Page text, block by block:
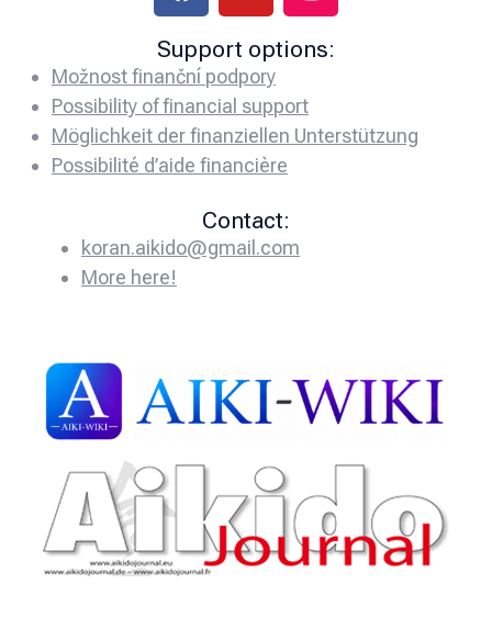
Support options:
Možnost finanční podpory
Possibility of financial support
Möglichkeit der finanziellen Unterstützung
Possibilité d’aide financière
Contact:
koran.aikido@gmail.com
More here!